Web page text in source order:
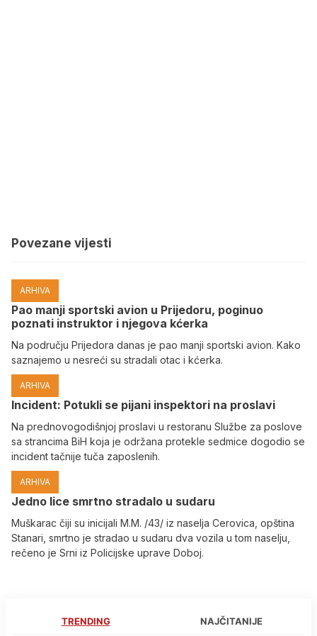
Povezane vijesti
ARHIVA
Pao manji sportski avion u Prijedoru, poginuo
poznati instruktor i njegova kćerka
Na području Prijedora danas je pao manji sportski avion. Kako
saznajemo u nesreći su stradali otac i kćerka.
ARHIVA
Incident: Potukli se pijani inspektori na proslavi
Na prednovogodišnjoj proslavi u restoranu Službe za poslove
sa strancima BiH koja je održana protekle sedmice dogodio se
incident tačnije tuča zaposlenih.
ARHIVA
Јedno lice smrtno stradalo u sudaru
Muškarac čiji su inicijali M.M. /43/ iz naselja Cerovica, opština
Stanari, smrtno je stradao u sudaru dva vozila u tom naselju,
rečeno je Srni iz Policijske uprave Doboj.
TRENDING NAJČITANIJE